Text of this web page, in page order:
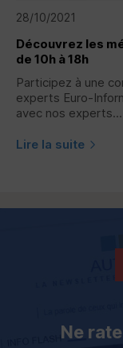
28/10/2021
Découvrez les
de 10h à 18h
Participez à une
experts Euro-
avec nos experts...
Lire la suite
Ne